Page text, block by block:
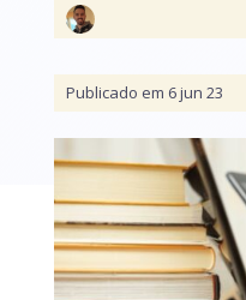
Publicado em 6 jun 23